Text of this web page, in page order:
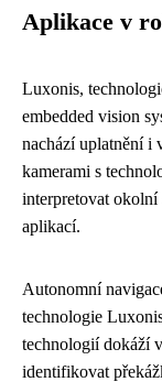
Aplikace v
Luxonis,
embedded vision
nachází uplatnění i
kamerami s
interpretovat okolní
aplikací.
Autonomní
technologie
technologií dokáží
identifikovat